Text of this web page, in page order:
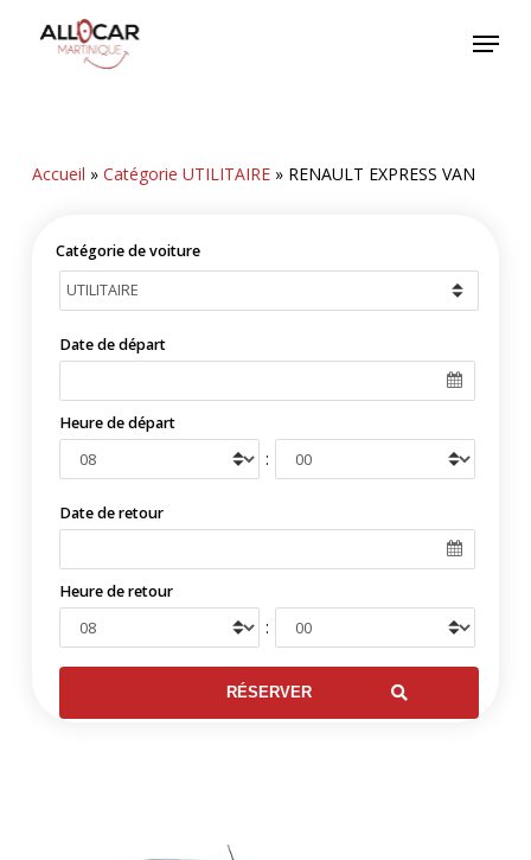
Menu
Accueil » Catégorie UTILITAIRE» RENAULT EXPRESS VAN
Catégorie de voiture
Date de départ
Heure de départ
:
Date de retour
Heure de retour
: